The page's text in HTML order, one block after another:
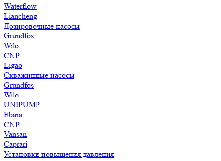
Waterflow
Liancheng
Дозировочные насосы
Grundfos
Wilo
CNP
Ligao
Скважинные насосы
Grundfos
Wilo
UNIPUMP
Ebara
CNP
Vansan
Caprari
Установки повышения давления